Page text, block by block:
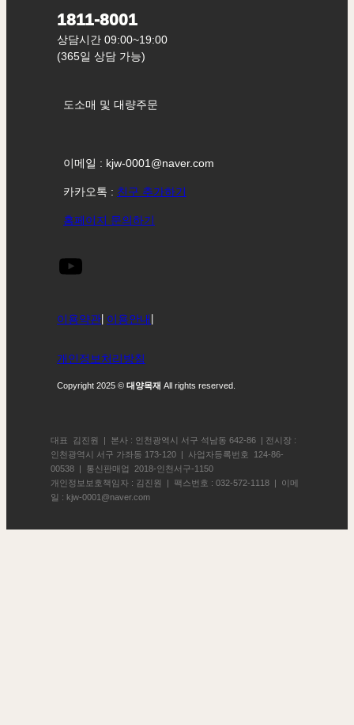
1811-8001
상담시간 09:00~19:00
(365일 상담 가능)
도소매 및 대량주문
이메일 : kjw-0001@naver.com
카카오톡 : 친구 추가하기
홈페이지 문의하기
이용약관| 이용안내 |
개인정보처리방침
Copyright 2025 © 대양목재 All rights reserved.
대표 김진원 | 본사 : 인천광역시 서구 석남동 642-86 | 전시장 :
인천광역시 서구 가좌동 173-120 | 사업자등록번호 124-86-
00538 | 통신판매업 2018-인천서구-1150
개인정보보호책임자 : 김진원 | 팩스번호 : 032-572-1118 | 이메
일 : kjw-0001@naver.com